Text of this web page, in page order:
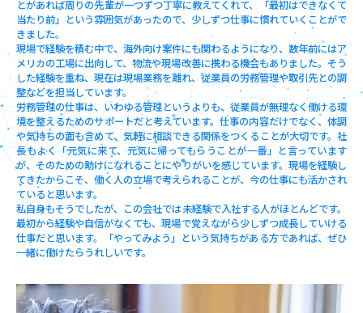
とがあれば周りの先輩が一つずつ丁寧に教えてくれて、「最初はできなくて
当たり前」という雰囲気があったので、少しずつ仕事に慣れていくことがで
きました。
現場で経験を積む中で、海外向け案件にも関わるようになり、数年前にはア
メリカの工場に出向して、物流や現場改善に携わる機会もありました。そう
した経験を重ね、現在は現場業務を離れ、従業員の労務管理や取引先との調
整などを担当しています。
労務管理の仕事は、いわゆる管理というよりも、従業員が無理なく働ける環
境を整えるためのサポートだと考えています。仕事の内容だけでなく、体調
や気持ちの面も含めて、気軽に相談できる関係をつくることが大切です。社
長もよく「元気に来て、元気に帰ってもらうことが一番」と言っています
が、そのための助けになれることにやりがいを感じています。現場を経験し
てきたからこそ、働く人の立場で考えられることが、今の仕事にも活かされ
ていると思います。
私自身もそうでしたが、この会社では未経験で入社する人がほとんどです。
最初から経験や自信がなくても、現場で覚えながら少しずつ成長していける
仕事だと思います。「やってみよう」という気持ちがある方であれば、ぜひ
一緒に働けたらうれしいです。